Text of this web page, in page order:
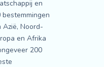
en
Noord-
en Afrika
200